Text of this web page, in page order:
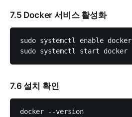
7.5 Docker 서비스 활성화
sudo systemctl enable docker
7.6 설치 확인
docker --version